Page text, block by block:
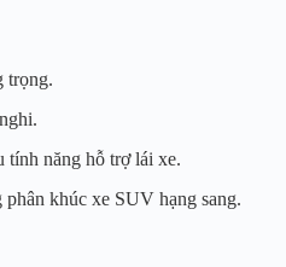
trọng.
tính năng hỗ trợ lái xe.
phân khúc xe SUV hạng sang.